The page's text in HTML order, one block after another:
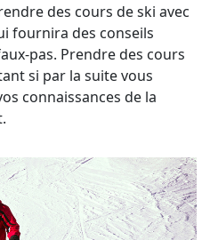
des cours de ski avec
fournira des conseils
pas. Prendre des cours
si par la suite vous
connaissances de la